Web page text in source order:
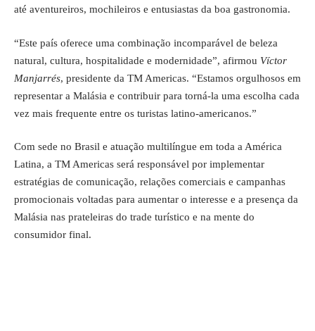
até aventureiros, mochileiros e entusiastas da boa gastronomia.
“Este país oferece uma combinação incomparável de beleza
natural, cultura, hospitalidade e modernidade”, afirmou Víctor
Manjarrés, presidente da TM Americas. “Estamos orgulhosos em
representar a Malásia e contribuir para torná-la uma escolha cada
vez mais frequente entre os turistas latino-americanos.”
Com sede no Brasil e atuação multilíngue em toda a América
Latina, a TM Americas será responsável por implementar
estratégias de comunicação, relações comerciais e campanhas
promocionais voltadas para aumentar o interesse e a presença da
Malásia nas prateleiras do trade turístico e na mente do
consumidor final.